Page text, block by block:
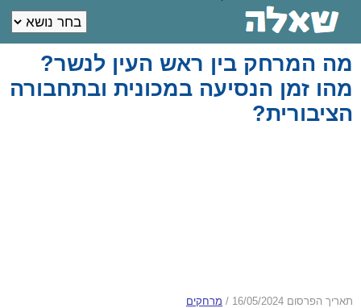
מה המרחק בין ראש העין לנשר?
מהו זמן הנסיעה במכונית ובתחבורה
הציבורית?
תאריך הפרסום 16/05/2024 / מרחקים